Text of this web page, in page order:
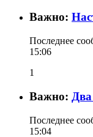
Важно:
Последнее
15:06
1
Важно:
Последнее
15:04